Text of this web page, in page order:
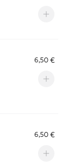
6,50 €
6,50 €